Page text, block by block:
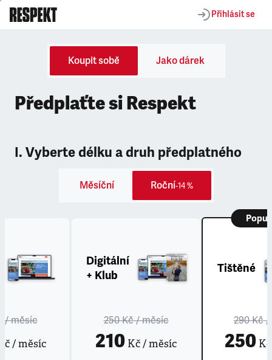
Přihlásit se
Koupit sobě Jako dárek
Předplaťte si Respekt
I. Vyberte délku a druh předplatného
Měsíční Roční-14 %
/ měsíc
/ měsíc
Digitální
+ Klub
250 Kč/ měsíc
210 Kč / měsíc
Tištěné
290 Kč/
250Kč